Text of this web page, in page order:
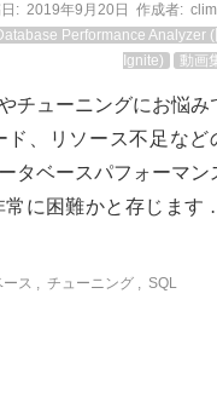
: 2019年9月20日 作成者:
Performance Analyzer
Ignite)
動画
チューニングにお悩み
ド、リソース不足など
タベースパフォーマン
常に困難かと存じます
ース , チューニング , SQL